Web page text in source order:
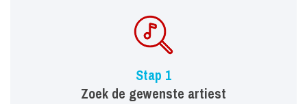
Stap 1
Zoek de gewenste artiest